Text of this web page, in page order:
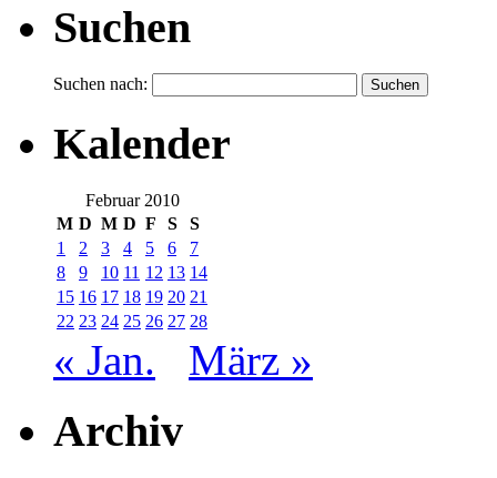
Suchen
Suchen nach:
Kalender
Februar 2010
M D M D F S
S
1
2 3 4 5 6
7
8
9 10 11 12 13 14
15 16 17 18 19 20 21
22 23 24 25 26 27 28
« Jan. März »
Archiv